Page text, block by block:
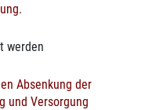
werden
Absenkung der
und Versorgung